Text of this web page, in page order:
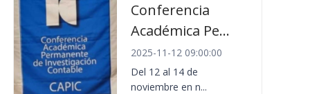
Conferencia
Académica Pe...
2025-11-12 09:00:00
Del 12 al 14 de
noviembre en n...